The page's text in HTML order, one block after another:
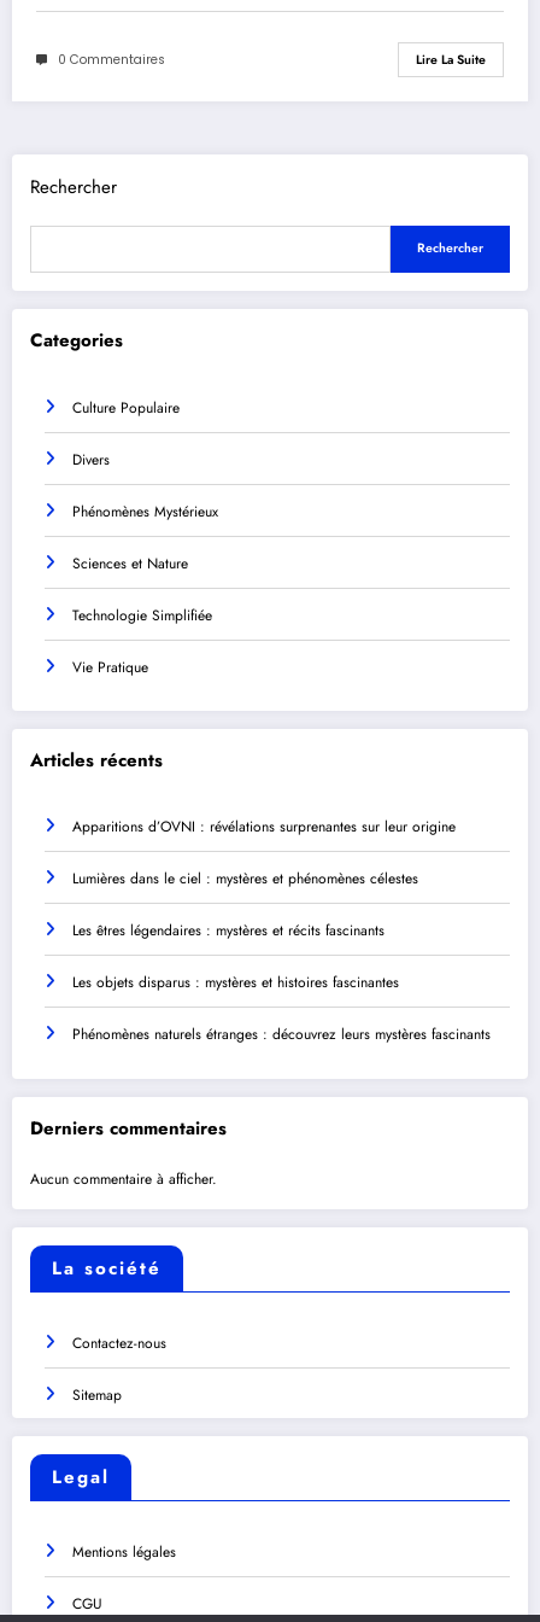
0 Commentaires Lire La Suite
Rechercher
Rechercher
Categories
Culture Populaire
Divers
Phénomènes Mystérieux
Sciences et Nature
Technologie Simplifiée
Vie Pratique
Articles récents
Apparitions d’OVNI : révélations surprenantes sur leur origine
Lumières dans le ciel : mystères et phénomènes célestes
Les êtres légendaires : mystères et récits fascinants
Les objets disparus : mystères et histoires fascinantes
Phénomènes naturels étranges : découvrez leurs mystères fascinants
Derniers commentaires
Aucun commentaire à afficher.
La société
Contactez-nous
Sitemap
Legal
Mentions légales
CGU